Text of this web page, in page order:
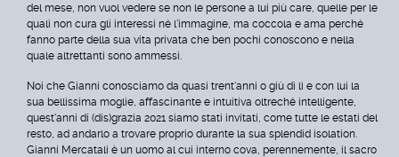
del mese, non vuol vedere se non le persone a lui più care, quelle per le
quali non cura gli interessi né l'immagine, ma coccola e ama perché
fanno parte della sua vita privata che ben pochi conoscono e nella
quale altrettanti sono ammessi.
Noi che Gianni conosciamo da quasi trent'anni o giù di lì e con lui la
sua bellissima moglie, affascinante e intuitiva oltreché intelligente,
quest'anni di (dis)grazia 2021 siamo stati invitati, come tutte le estati del
resto, ad andarlo a trovare proprio durante la sua splendid isolation.
Gianni Mercatali è un uomo al cui interno cova, perennemente, il sacro